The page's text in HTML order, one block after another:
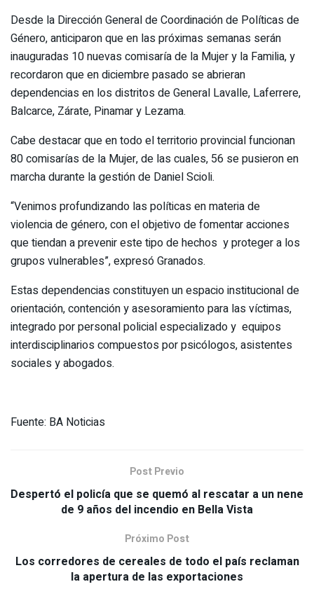
Desde la Dirección General de Coordinación de Políticas de
Género, anticiparon que en las próximas semanas serán
inauguradas 10 nuevas comisaría de la Mujer y la Familia, y
recordaron que en diciembre pasado se abrieran
dependencias en los distritos de General Lavalle, Laferrere,
Balcarce, Zárate, Pinamar y Lezama.
Cabe destacar que en todo el territorio provincial funcionan
80 comisarías de la Mujer, de las cuales, 56 se pusieron en
marcha durante la gestión de Daniel Scioli.
“Venimos profundizando las políticas en materia de
violencia de género, con el objetivo de fomentar acciones
que tiendan a prevenir este tipo de hechos y proteger a los
grupos vulnerables”, expresó Granados.
Estas dependencias constituyen un espacio institucional de
orientación, contención y asesoramiento para las víctimas,
integrado por personal policial especializado y equipos
interdisciplinarios compuestos por psicólogos, asistentes
sociales y abogados.
Fuente: BA Noticias
Post Previo
Despertó el policía que se quemó al rescatar a un nene
de 9 años del incendio en Bella Vista
Próximo Post
Los corredores de cereales de todo el país reclaman
la apertura de las exportaciones